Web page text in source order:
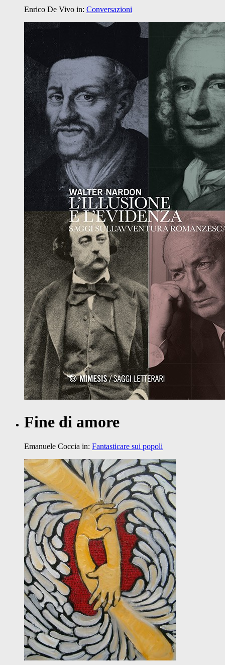
Enrico De Vivo in: Conversazioni
Fine di amore
Emanuele Coccia in: Fantasticare sui popoli